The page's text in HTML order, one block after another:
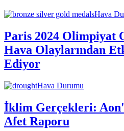
Hava
Paris 2024 Olimpiyat
Hava Olaylarından
Ediyor
Hava Durumu
İklim Gerçekleri:
Afet Raporu